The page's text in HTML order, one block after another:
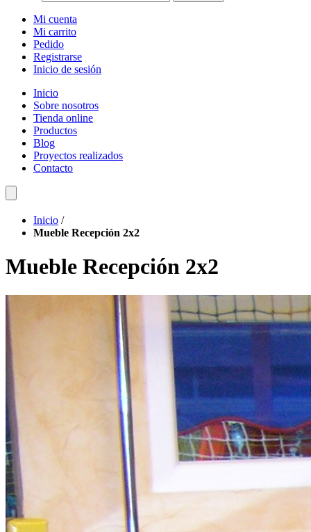
Mi cuenta
Mi carrito
Pedido
Registrarse
Inicio de sesión
Inicio
Sobre nosotros
Tienda online
Productos
Blog
Proyectos realizados
Contacto
Inicio /
Mueble Recepción 2x2
Mueble Recepción 2x2